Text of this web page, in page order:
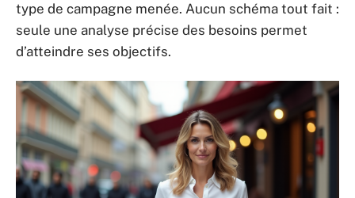
type de campagne menée. Aucun schéma tout fait :
seule une analyse précise des besoins permet
d’atteindre ses objectifs.